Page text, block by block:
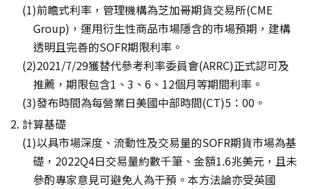
前瞻式利率，管理機構為芝加哥期貨交易所(CME
Group)，運用衍生性商品市場隱含的市場預期，建構
透明且完善的SOFR期限利率。
2021/7/29獲替代參考利率委員會(ARRC)正式認可及
推薦，期限包含1、3、6、12個月等期間利率。
發布時間為每營業日美國中部時間(CT)5：00。
計算基礎
以具市場深度、流動性及交易量的SOFR期貨市場為基
礎，2022Q4日交易量約數千筆、金額1.6兆美元，且未
參酌專家意見可避免人為干預。本方法論亦受英國